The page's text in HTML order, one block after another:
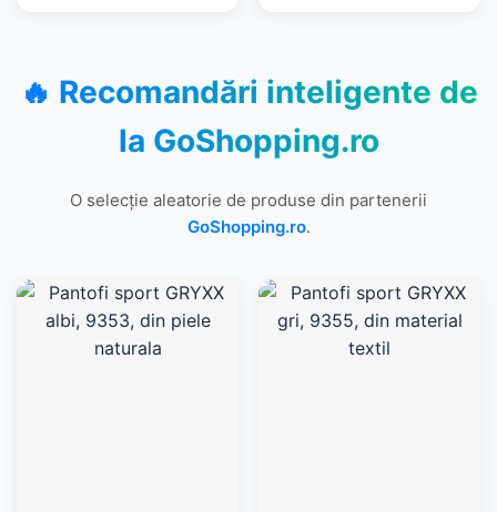
🔥 Recomandări inteligente de
la GoShopping.ro
O selecție aleatorie de produse din partenerii
GoShopping.ro.